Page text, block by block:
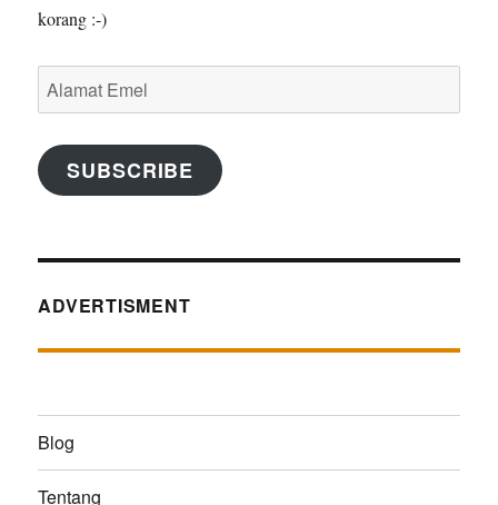
korang :-)
Alamat
Emel
SUBSCRIBE
ADVERTISMENT
Blog
Tentang